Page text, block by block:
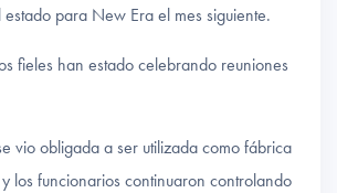
para New Era el mes siguiente.
fieles han estado celebrando reuniones
vio obligada a ser utilizada como fábrica
los funcionarios continuaron controlando